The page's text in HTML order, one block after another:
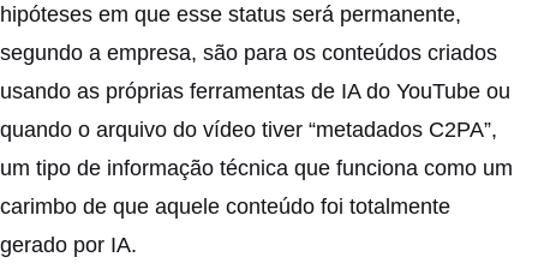
hipóteses em que esse status será permanente,
segundo a empresa, são para os conteúdos criados
usando as próprias ferramentas de IA do YouTube ou
quando o arquivo do vídeo tiver “metadados C2PA”,
um tipo de informação técnica que funciona como um
carimbo de que aquele conteúdo foi totalmente
gerado por IA.